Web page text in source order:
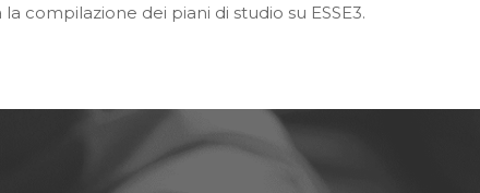
compilazione dei piani di studio su ESSE3.